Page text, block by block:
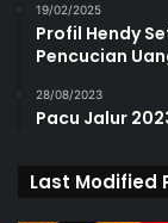
19/02/2025
Profil Hendy
Pencucian
28/08/2023
Pacu Jalur
Last Modified